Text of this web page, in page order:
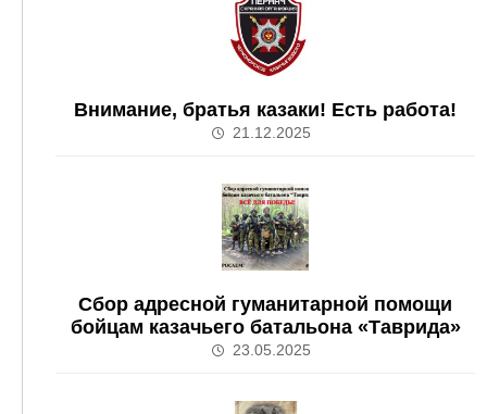
Внимание, братья казаки! Есть работа!
21.12.2025
Сбор адресной гуманитарной помощи
бойцам казачьего батальона «Таврида»
23.05.2025